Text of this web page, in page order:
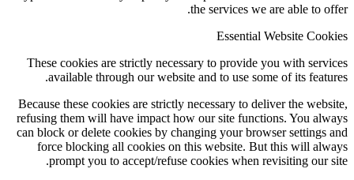
the services we are able to
Essential Website
These cookies are strictly necessary to provide you with
available through our website and to use some of its
Because these cookies are strictly necessary to deliver the
refusing them will have impact how our site functions. You
can block or delete cookies by changing your browser settings
force blocking all cookies on this website. But this will
prompt you to accept/refuse cookies when revisiting our